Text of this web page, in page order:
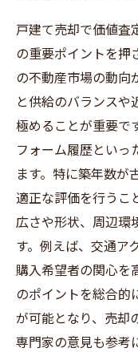
戸建て売却で価値査
の重要ポイントを押
の不動産市場の動向
と供給のバランスや
極めることが重要で
フォーム履歴といっ
ます。特に築年数が
適正な評価を行うこ
広さや形状、周辺環
す。例えば、交通ア
購入希望者の関心を
のポイントを総合的
が可能となり、売却
専門家の意見も参考